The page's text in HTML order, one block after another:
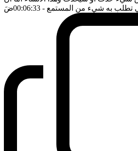
تطلب به شيء من المستمع - 00:06:33 ضَ